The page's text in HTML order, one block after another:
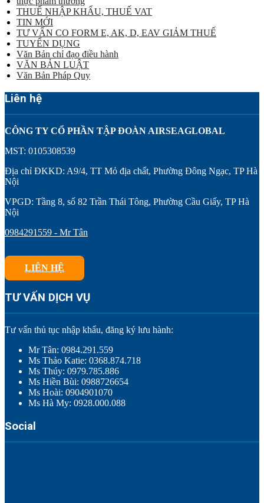
THUẾ NHẬP KHẨU, THUẾ VAT
TIN MỚI
TƯ VẤN CO FORM E, AK, D, EAV GIẢM THUẾ
TUYỂN DỤNG
Văn Bản chỉ đạo điều hành
VĂN BẢN LUẬT
Văn Bản Pháp Quy
Liên hệ
CÔNG TY CỔ PHẦN TẬP ĐOÀN AIRSEAGLOBAL
MST: 0105308539
Địa chỉ ĐKKD: A9/4, TT Mỏ địa chất, Phường Đông Ngạc, TP Hà
Nội
VPGD: Tầng 8, số 82 Trần Thái Tông, Phường Cầu Giấy, TP Hà
Nội
0984291559 - Mr Tân
LIÊN HỆ
TƯ VẤN DỊCH VỤ
Tư vấn thủ tục nhập khẩu, đăng ký lưu hành:
Mr Tân: 0984.291.559
Ms Thảo Katie: 0368.874.718
Ms Thúy: 0979.785.886
Ms Hiền Bùi: 0988726654
Ms Hoài: 0904901070
Ms Hà My: 0928.000.088
Social